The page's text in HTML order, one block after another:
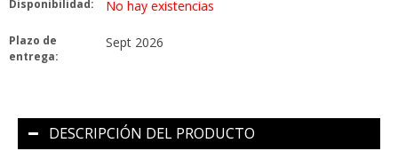
Disponibilidad: No hay existencias
Plazo de
entrega:
Sept 2026
DESCRIPCIÓN DEL PRODUCTO